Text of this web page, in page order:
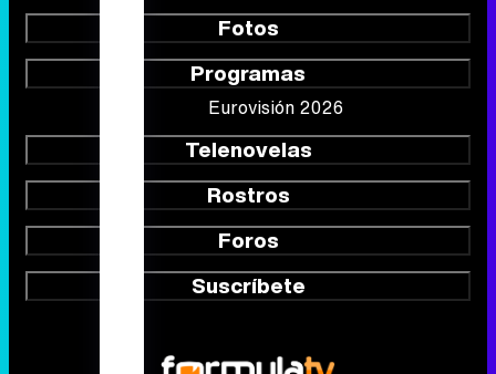
Fotos
Programas
Eurovisión 2026
Telenovelas
Rostros
Foros
Suscríbete